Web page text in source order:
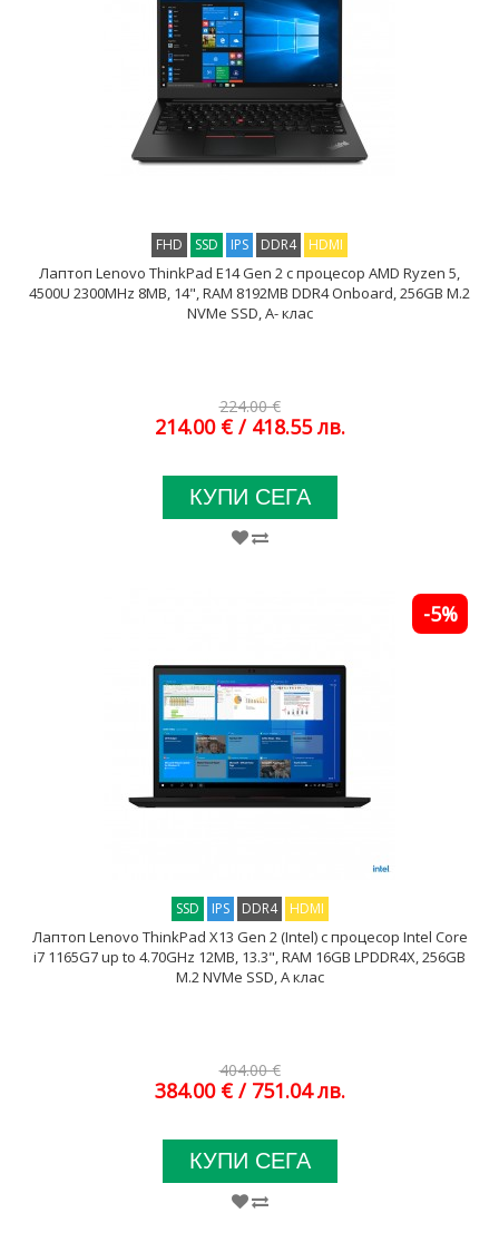
FHD SSD IPS DDR4 HDMI
Лаптоп Lenovo ThinkPad E14 Gen 2 с процесор AMD Ryzen 5,
4500U 2300MHz 8MB, 14", RAM 8192MB DDR4 Onboard, 256GB M.2
NVMe SSD, A- клас
224.00 €
214.00 € / 418.55 лв.
КУПИ СЕГА
SSD IPS DDR4 HDMI
Лаптоп Lenovo ThinkPad X13 Gen 2 (Intel) с процесор Intel Core
i7 1165G7 up to 4.70GHz 12MB, 13.3", RAM 16GB LPDDR4X, 256GB
M.2 NVMe SSD, A клас
404.00 €
384.00 € / 751.04 лв.
-5%
КУПИ СЕГА